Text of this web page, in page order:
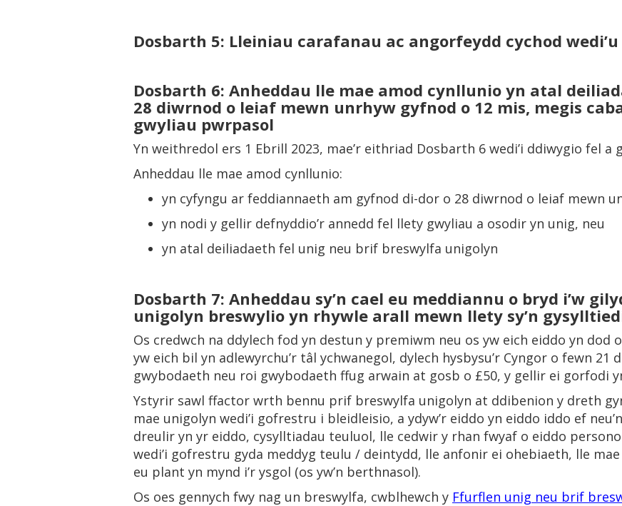
Dosbarth 5: Lleiniau carafanau ac angorfeydd cychod
Dosbarth 6: Anheddau lle mae amod cynllunio yn atal
28 diwrnod o leiaf mewn unrhyw gyfnod o 12 mis, megis
gwyliau pwrpasol
Yn weithredol ers 1 Ebrill 2023, mae’r eithriad Dosbarth 6 wedi’i ddiwygio fel a
Anheddau lle mae amod cynllunio:
yn cyfyngu ar feddiannaeth am gyfnod di-dor o 28 diwrnod o leiaf mewn
yn nodi y gellir defnyddio’r annedd fel llety gwyliau a osodir yn unig, neu
yn atal deiliadaeth fel unig neu brif breswylfa unigolyn
Dosbarth 7: Anheddau sy’n cael eu meddiannu o bryd i’w
unigolyn breswylio yn rhywle arall mewn llety sy’n
Os credwch na ddylech fod yn destun y premiwm neu os yw eich eiddo yn dod
yw eich bil yn adlewyrchu’r tâl ychwanegol, dylech hysbysu’r Cyngor o fewn
gwybodaeth neu roi gwybodaeth ffug arwain at gosb o £50, y gellir ei gorfodi
Ystyrir sawl ffactor wrth bennu prif breswylfa unigolyn at ddibenion y dreth
mae unigolyn wedi’i gofrestru i bleidleisio, a ydyw’r eiddo yn eiddo iddo ef
dreulir yn yr eiddo, cysylltiadau teuluol, lle cedwir y rhan fwyaf o eiddo
wedi’i gofrestru gyda meddyg teulu / deintydd, lle anfonir ei ohebiaeth, lle
eu plant yn mynd i’r ysgol (os yw’n berthnasol).
Os oes gennych fwy nag un breswylfa, cwblhewch y Ffurflen unig neu brif